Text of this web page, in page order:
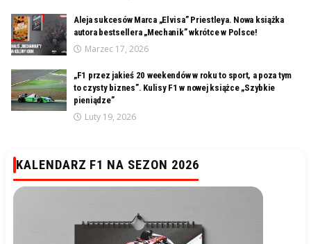
Aleja sukcesów Marca „Elvisa” Priestleya. Nowa książka
autora bestsellera „Mechanik” wkrótce w Polsce!
Marzec 17, 2026
„F1 przez jakieś 20 weekendów w roku to sport, a poza tym
to czysty biznes”. Kulisy F1 w nowej książce „Szybkie
pieniądze”
Luty 19, 2026
KALENDARZ F1 NA SEZON 2026